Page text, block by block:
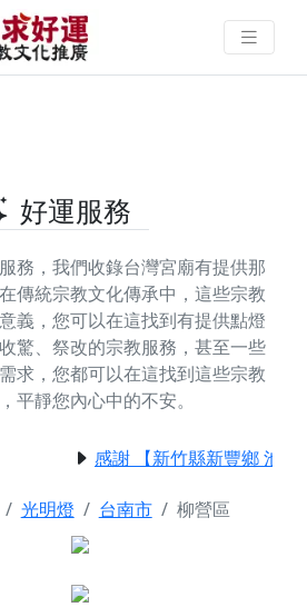
供光明燈的好廟 |
找到與您有緣的信
好運服務
務，我們收錄台灣宮廟有提供那
傳統宗教文化傳承中，這些宗教
義，您可以在這找到有提供點燈
驚、祭改的宗教服務，甚至一些
求，您都可以在這找到這些宗教
平靜您內心中的不安。
感謝 【新竹縣新豐鄉 池和
光明燈 台南市
柳營區